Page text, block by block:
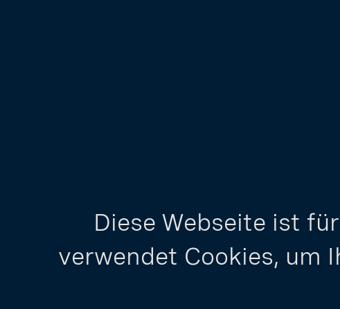
Diese Webseite ist
verwendet Cookies, um